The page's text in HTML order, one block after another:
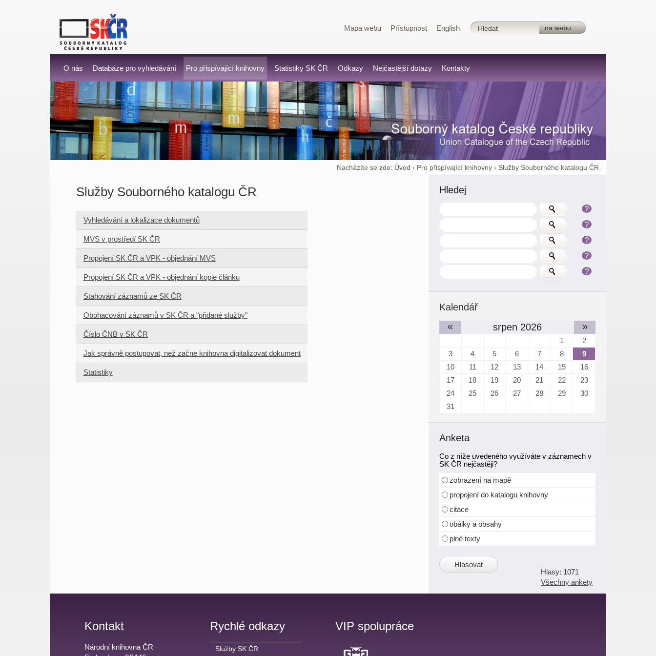
Mapa webu Přístupnost English
O nás Databáze pro vyhledávání Pro přispívající knihovny Statistiky SK ČR Odkazy Nejčastější dotazy Kontakty
Nacházíte se zde: Úvod › Pro přispívající knihovny › Služby Souborného katalogu ČR
Služby Souborného katalogu ČR
Vyhledávání a lokalizace dokumentů
MVS v prostředí SK ČR
Propojení SK ČR a VPK - objednání MVS
Propojení SK ČR a VPK - objednání kopie článku
Stahování záznamů ze SK ČR
Obohacování záznamů v SK ČR a "přidané služby"
Číslo ČNB v SK ČR
Jak správně postupovat, než začne knihovna digitalizovat dokument
Statistiky
Hledej
?
?
?
?
?
Kalendář
«
srpen 2026 »
1
2
3
4 5 6 7 8
9
10
11 12 13 14 15
16
17
18 19 20 21 22
23
24
25 26 27 28 29
30
31
Anketa
Co z níže uvedeného využíváte v záznamech v
SK ČR nejčastěji?
zobrazení na mapě
propojení do katalogu knihovny
citace
obálky a obsahy
plné texty
1071
Všechny ankety
Kontakt
Národní knihovna ČR
Rychlé odkazy
Služby SK ČR
VIP spolupráce